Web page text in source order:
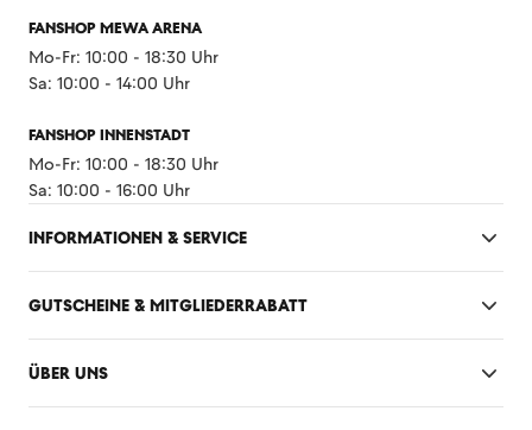
FANSHOP MEWA ARENA
Mo-Fr: 10:00 - 18:30 Uhr
Sa: 10:00 - 14:00 Uhr
FANSHOP INNENSTADT
Mo-Fr: 10:00 - 18:30 Uhr
Sa: 10:00 - 16:00 Uhr
INFORMATIONEN & SERVICE
GUTSCHEINE & MITGLIEDERRABATT
ÜBER UNS